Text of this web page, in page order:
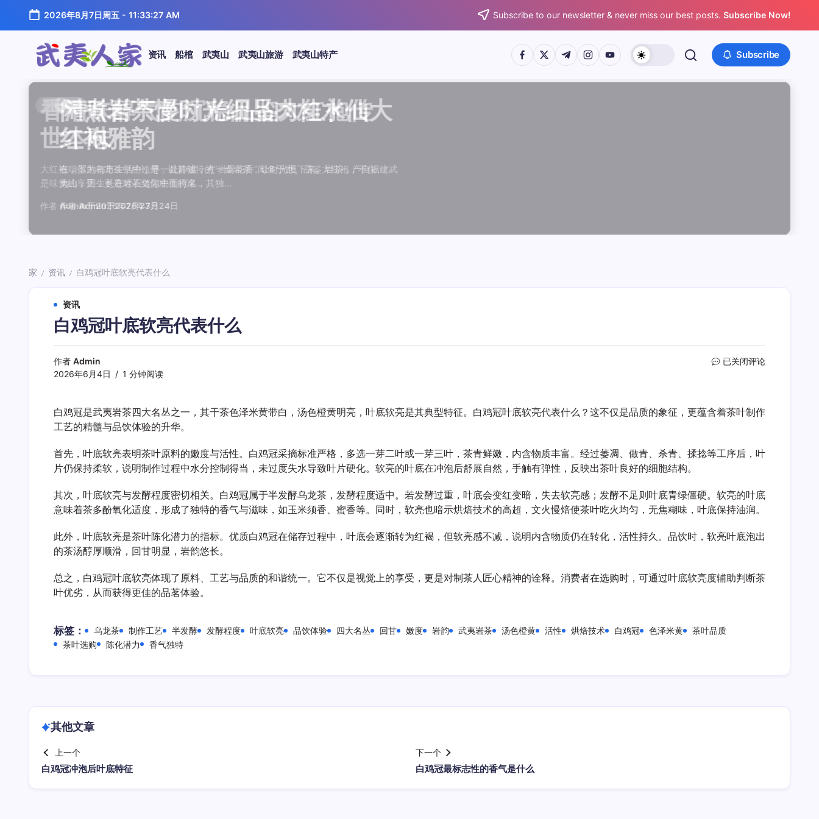
正
2026年8月7日周五- 11:33:27 AM Subscribe to our newsletter & never miss our best posts. Subscribe Now!
武
夷
人
家
资讯 船棺 武夷山 武夷山旅游 武夷山特产 https://www.facebook.com/
https://twitter.com/
https://t.me/
https://www.instagram.com/
https://youtube.com/ Subscribe
资讯
闲煮岩茶慢时光细品肉桂水仙大
红袍雅韵
在喧嚣的都市生活中，寻一处静谧，煮一壶岩茶，让时光慢下来。岩茶，产自福建武
夷山，因生长在岩石缝隙中而得名，其独…
作者 Admin于2026年7月24日
资讯
香清味醇气韵沉稳品鉴大红袍传
世本味
大红袍，作为乌龙茶中的翘楚，以其独特的“岩骨花香”闻名于世。品鉴大红袍，不仅
是味觉的享受，更是对茶文化底蕴的深…
作者 Admin于2026年7月23日
资讯
汤水顺滑底蕴绵长品鉴武夷水仙
温润质感
武夷水仙，作为乌龙茶中的经典品种，以其汤水顺滑、底蕴绵长而备受茶客青睐。品
鉴这款茶，仿佛在品味一段悠长的岁月，…
作者 Admin于2026年7月22日
资讯
唇齿留香久久不散品鉴武夷肉桂
独特魅力
武夷岩茶，素有“岩骨花香”之誉，而肉桂更是其中翘楚。其名源于香叶似肉桂，更因
其茶汤入口后，唇齿留香久久不散，令…
作者 Admin于2026年7月21日
资讯
岩韵浓淡各不同三款经典岩茶对
比品鉴
岩茶，作为乌龙茶中的瑰宝，以其独特的“岩韵”闻名于世。所谓岩韵，是茶叶在武夷
山丹霞地貌中吸收岩石矿物精华后形成…
作者 Admin于2026年7月20日
资讯
观汤色赏叶底全面品鉴肉桂水仙
大红袍
品鉴武夷岩茶，观汤色与赏叶底是关键环节。肉桂、水仙、大红袍作为岩茶代表，其
汤色与叶底各具特色，折射出工艺与山场…
作者 Admin于2026年7月19日
资讯
闲煮岩茶慢时光细品肉桂水仙大
红袍雅韵
在喧嚣的都市生活中，寻一处静谧，煮一壶岩茶，让时光慢下来。岩茶，产自福建武
夷山，因生长在岩石缝隙中而得名，其独…
作者 Admin于2026年7月24日
资讯
香清味醇气韵沉稳品鉴大红袍传
世本味
大红袍，作为乌龙茶中的翘楚，以其独特的“岩骨花香”闻名于世。品鉴大红袍，不仅
是味觉的享受，更是对茶文化底蕴的深…
作者 Admin于2026年7月23日
资讯
汤水顺滑底蕴绵长品鉴武夷水仙
温润质感
武夷水仙，作为乌龙茶中的经典品种，以其汤水顺滑、底蕴绵长而备受茶客青睐。品
鉴这款茶，仿佛在品味一段悠长的岁月，…
作者 Admin于2026年7月22日
资讯
唇齿留香久久不散品鉴武夷肉桂
独特魅力
武夷岩茶，素有“岩骨花香”之誉，而肉桂更是其中翘楚。其名源于香叶似肉桂，更因
其茶汤入口后，唇齿留香久久不散，令…
作者 Admin于2026年7月21日
资讯
岩韵浓淡各不同三款经典岩茶对
比品鉴
岩茶，作为乌龙茶中的瑰宝，以其独特的“岩韵”闻名于世。所谓岩韵，是茶叶在武夷
山丹霞地貌中吸收岩石矿物精华后形成…
作者 Admin于2026年7月20日
资讯
观汤色赏叶底全面品鉴肉桂水仙
大红袍
品鉴武夷岩茶，观汤色与赏叶底是关键环节。肉桂、水仙、大红袍作为岩茶代表，其
汤色与叶底各具特色，折射出工艺与山场…
作者 Admin于2026年7月19日
资讯
闲煮岩茶慢时光细品肉桂水仙大
红袍雅韵
在喧嚣的都市生活中，寻一处静谧，煮一壶岩茶，让时光慢下来。岩茶，产自福建武
夷山，因生长在岩石缝隙中而得名，其独…
作者 Admin于2026年7月24日
资讯
香清味醇气韵沉稳品鉴大红袍传
世本味
大红袍，作为乌龙茶中的翘楚，以其独特的“岩骨花香”闻名于世。品鉴大红袍，不仅
是味觉的享受，更是对茶文化底蕴的深…
作者 Admin于2026年7月23日
资讯
汤水顺滑底蕴绵长品鉴武夷水仙
温润质感
武夷水仙，作为乌龙茶中的经典品种，以其汤水顺滑、底蕴绵长而备受茶客青睐。品
鉴这款茶，仿佛在品味一段悠长的岁月，…
作者 Admin于2026年7月22日
资讯
唇齿留香久久不散品鉴武夷肉桂
独特魅力
武夷岩茶，素有“岩骨花香”之誉，而肉桂更是其中翘楚。其名源于香叶似肉桂，更因
其茶汤入口后，唇齿留香久久不散，令…
作者 Admin于2026年7月21日
资讯
岩韵浓淡各不同三款经典岩茶对
比品鉴
岩茶，作为乌龙茶中的瑰宝，以其独特的“岩韵”闻名于世。所谓岩韵，是茶叶在武夷
山丹霞地貌中吸收岩石矿物精华后形成…
作者 Admin于2026年7月20日
资讯
观汤色赏叶底全面品鉴肉桂水仙
大红袍
品鉴武夷岩茶，观汤色与赏叶底是关键环节。肉桂、水仙、大红袍作为岩茶代表，其
汤色与叶底各具特色，折射出工艺与山场…
作者 Admin于2026年7月19日
家 / 资讯 / 白鸡冠叶底软亮代表什么
资讯
白鸡冠叶底软亮代表什么
作者 Admin
2026年6月4日
1 分钟阅读
白
底
代
么
已关闭评论
白鸡冠是武夷岩茶四大名丛之一，其干茶色泽米黄带白，汤色橙黄明亮，叶底软亮是其典型特征。白鸡冠叶底软亮代表什么？这不仅是品质的象征，更蕴含着茶叶制作
工艺的精髓与品饮体验的升华。
首先，叶底软亮表明茶叶原料的嫩度与活性。白鸡冠采摘标准严格，多选一芽二叶或一芽三叶，茶青鲜嫩，内含物质丰富。经过萎凋、做青、杀青、揉捻等工序后，叶
片仍保持柔软，说明制作过程中水分控制得当，未过度失水导致叶片硬化。软亮的叶底在冲泡后舒展自然，手触有弹性，反映出茶叶良好的细胞结构。
其次，叶底软亮与发酵程度密切相关。白鸡冠属于半发酵乌龙茶，发酵程度适中。若发酵过重，叶底会变红变暗，失去软亮感；发酵不足则叶底青绿僵硬。软亮的叶底
意味着茶多酚氧化适度，形成了独特的香气与滋味，如玉米须香、蜜香等。同时，软亮也暗示烘焙技术的高超，文火慢焙使茶叶吃火均匀，无焦糊味，叶底保持油润。
此外，叶底软亮是茶叶陈化潜力的指标。优质白鸡冠在储存过程中，叶底会逐渐转为红褐，但软亮感不减，说明内含物质仍在转化，活性持久。品饮时，软亮叶底泡出
的茶汤醇厚顺滑，回甘明显，岩韵悠长。
总之，白鸡冠叶底软亮体现了原料、工艺与品质的和谐统一。它不仅是视觉上的享受，更是对制茶人匠心精神的诠释。消费者在选购时，可通过叶底软亮度辅助判断茶
叶优劣，从而获得更佳的品茗体验。
标签： 乌龙茶 制作工艺 半发酵 发酵程度 叶底软亮 品饮体验 四大名丛 回甘 嫩度 岩韵 武夷岩茶 汤色橙黄 活性 烘焙技术 白鸡冠 色泽米黄
茶叶品质
茶叶选购
陈化潜力 香气独特
其他文章
上一个
白鸡冠冲泡后叶底特征
下一个
白鸡冠最标志性的香气是什么